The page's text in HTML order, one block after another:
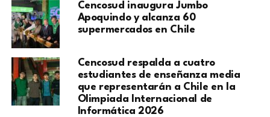
Cencosud inaugura Jumbo
Apoquindo y alcanza 60
supermercados en Chile
Cencosud respalda a cuatro
estudiantes de enseñanza media
que representarán a Chile en la
Olimpiada Internacional de
Informática 2026